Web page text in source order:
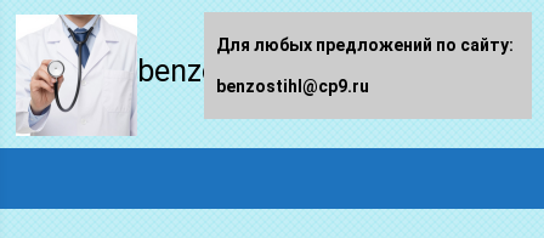
benzostihl.ru
Для любых предложений по сайту:
benzostihl@cp9.ru